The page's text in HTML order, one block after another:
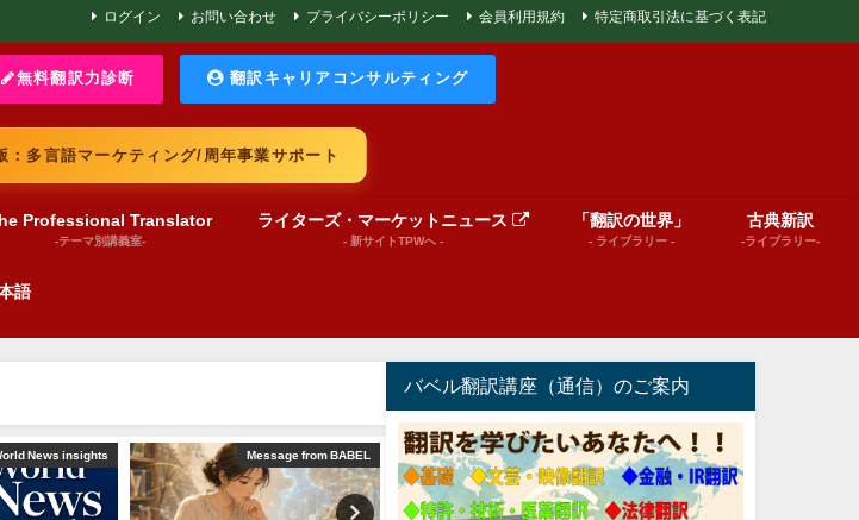
ログイン お問い合わせ プライバシーポリシー 会員利用規約 特定商取引法に基づく表記
無料翻訳力診断 翻訳キャリアコンサルティング
：多言語マーケティング/周年事業サポート
Professional Translator
-テーマ別講義室-
ライターズ・マーケットニュース
- 新サイトTPWへ -
「翻訳の世界」
- ライブラリー -
古典新訳
-ライブラリー-
語
Message from BABEL 文芸（プレゼンテーション動画） 文芸（プレゼンテーション動画）
バベル翻訳講座（通信）のご案内